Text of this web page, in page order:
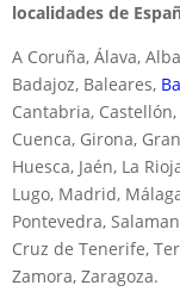
localidades de
A Coruña, Álava,
Badajoz, Baleares,
Cantabria,
Cuenca, Girona,
Huesca, Jaén, La
Lugo, Madrid,
Pontevedra,
Cruz de Tenerife,
Zamora, Zaragoza.